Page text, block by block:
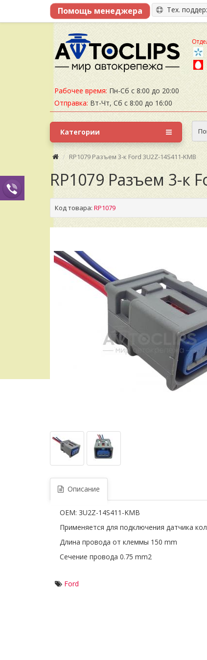
Тех.
Рабочее время: Пн-Сб с 8:00 до 20:00
Отправка: Вт-Чт, Сб с 8:00 до 16:00
Категории
RP1079 Разъем 3-к Ford 3U2Z-14S411-KMB
RP1079 Разъем 3-к
Код товара: RP1079
Описание
OEM: 3U2Z-14S411-KMB
Применяется для подключения датчика
Длина провода от клеммы 150 mm
Сечение провода 0.75 mm2
Ford